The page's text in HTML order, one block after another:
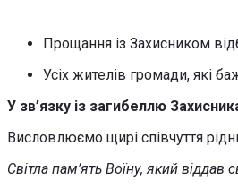
Прощання із Захисником
Усіх жителів громади, які
У зв’язку із загибеллю
Висловлюємо щирі співчуття
Світла пам’ять Воїну, який віддав